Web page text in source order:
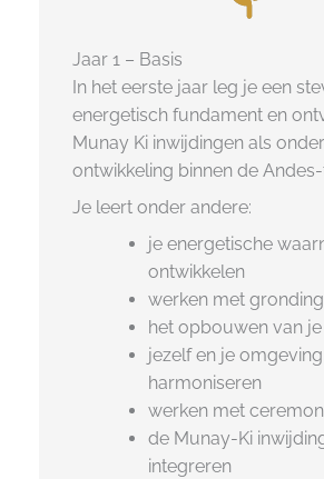
Jaar 1 – Basis
In het eerste jaar leg je een
energetisch fundament en
Munay Ki inwijdingen als
ontwikkeling binnen de
Je leert onder andere:
je energetische
ontwikkelen
werken met
het opbouwen van
jezelf en je
harmoniseren
werken met
de Munay-Ki
integreren